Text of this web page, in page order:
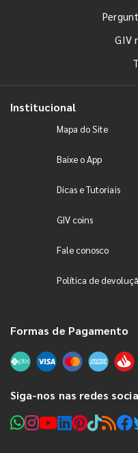
GIV
Institucional
Mapa do Site
Baixe o App
Dicas e Tutoriais
GIV coins
Fale conosco
Política de
Formas de Pagamento
Siga-nos nas redes